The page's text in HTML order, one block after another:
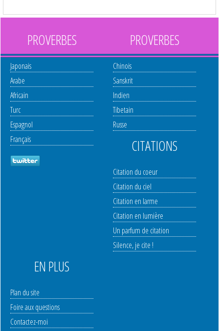
PROVERBES
Japonais
Arabe
Africain
Turc
Espagnol
Français
PROVERBES
Chinois
Sanskrit
Indien
Tibetain
Russe
CITATIONS
Citation du coeur
Citation du ciel
Citation en larme
Citation en lumière
Un parfum de citation
Silence, je cite !
EN PLUS
Plan du site
Foire aux questions
Contactez-moi